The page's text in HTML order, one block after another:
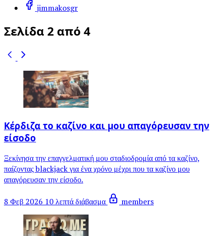
jimmakosgr
Σελίδα 2 από 4
Κέρδιζα το καζίνο και μου απαγόρευσαν την
είσοδο
Ξεκίνησα την επαγγελματική μου σταδιοδρομία από τα καζίνο,
παίζοντας blackjack για ένα χρόνο μέχρι που τα καζίνο μου
απαγόρευσαν την είσοδο.
8 Φεβ 2026 10 λεπτά διάβασμα members